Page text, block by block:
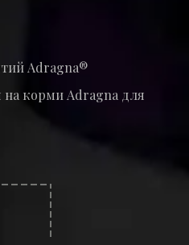
Adragna®
на корми Adragna для